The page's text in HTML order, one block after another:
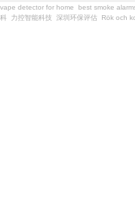
vape detector for home best smoke
科
力控智能科技 深圳环保评估 Rök och